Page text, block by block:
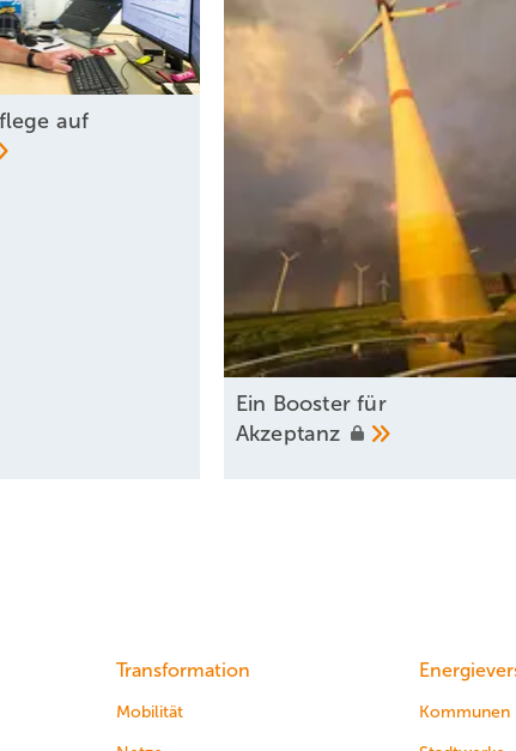
auf
Ein Booster für
Akzeptanz
Transformation
Mobilität Kommunen